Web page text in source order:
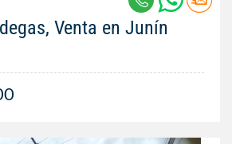
Venta en Junín